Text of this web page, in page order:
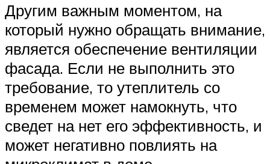
Другим важным моментом, на
который нужно обращать внимание,
является обеспечение вентиляции
фасада. Если не выполнить это
требование, то утеплитель со
временем может намокнуть, что
сведет на нет его эффективность, и
может негативно повлиять на